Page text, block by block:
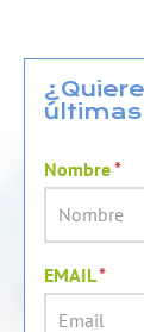
e
d
i
u
b
e
últimas
Nombre*
EMAIL*